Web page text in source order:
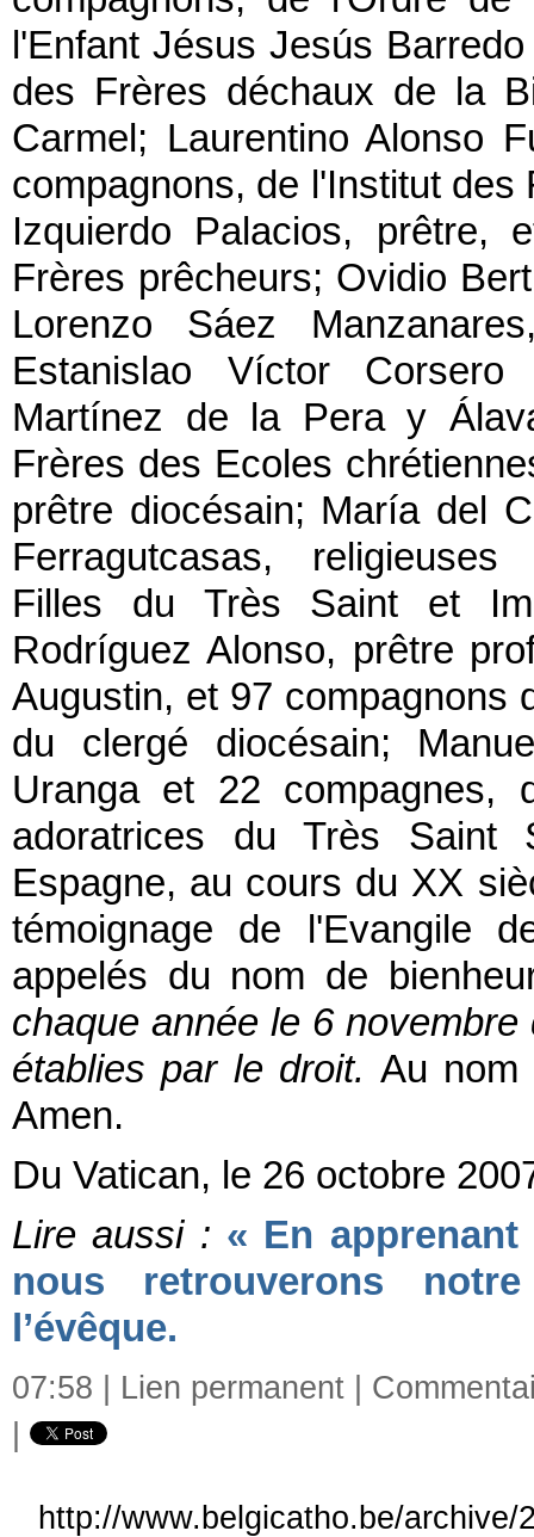
l'Enfant Jésus Jesús
des Frères déchaux de la
Carmel; Laurentino Alonso
compagnons, de l'Institut
Izquierdo Palacios, prêtre,
Frères prêcheurs; Ovidio
Lorenzo Sáez
Estanislao Víctor
Martínez de la Pera y
Frères des Ecoles
prêtre diocésain; María del
Ferragutcasas, religieuses
Filles du Très Saint et
Rodríguez Alonso, prêtre
Augustin, et 97 compagnons
du clergé diocésain;
Uranga et 22 compagnes,
adoratrices du Très Saint
Espagne, au cours du XX
témoignage de l'Evangile
appelés du nom de
chaque année le 6
établies par le droit. Au nom
Amen.
Du Vatican, le 26 octobre
Lire aussi : « En
nous retrouverons
l’évêque.
07:58 | Lien permanent
http://www.belgicatho.be/